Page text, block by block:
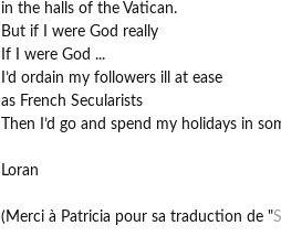
in the halls of the Vatican.
But if I were God really
If I were God ...
I’d ordain my followers ill at ease
as French Secularists
Then I’d go and spend my holidays in
Loran
(Merci à Patricia pour sa traduction de "